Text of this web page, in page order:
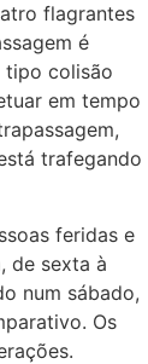
flagrantes
é
tipo colisão
em tempo
trafegando
feridas e
de sexta à
num sábado,
Os